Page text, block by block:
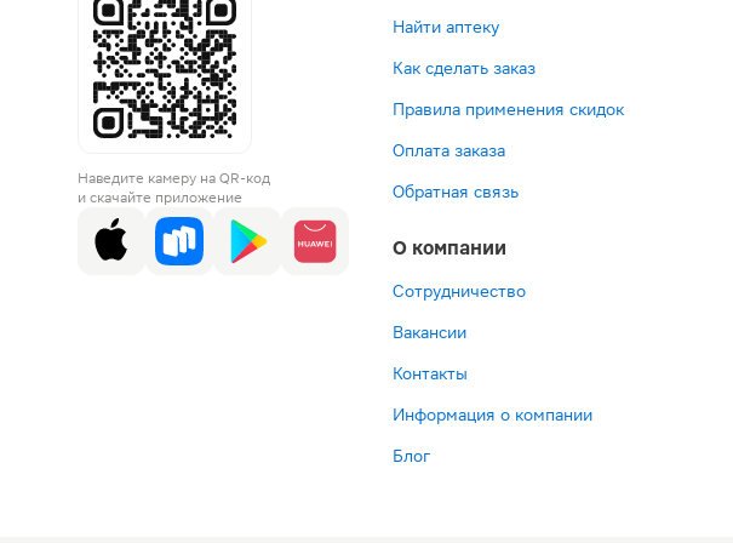
Наведите камеру на QR-код
и скачайте приложение
Найти аптеку
Как сделать заказ
Правила применения скидок
Оплата заказа
Обратная связь
О компании
Сотрудничество
Вакансии
Контакты
Информация о компании
Блог